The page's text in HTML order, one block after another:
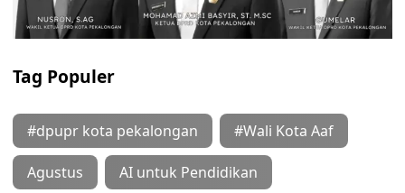
Tag Populer
#dpupr kota pekalongan #Wali Kota Aaf
Agustus AI untuk Pendidikan